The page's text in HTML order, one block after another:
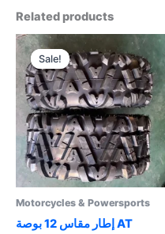
Related products
Sale!
Sale!
Motorcycles & Powersports
إطار مقاس 12 بوصة AT